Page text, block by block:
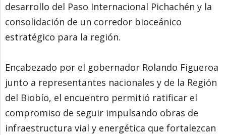
desarrollo del Paso Internacional Pichachén y la
consolidación de un corredor bioceánico
estratégico para la región.
Encabezado por el gobernador Rolando Figueroa
junto a representantes nacionales y de la Región
del Biobío, el encuentro permitió ratificar el
compromiso de seguir impulsando obras de
infraestructura vial y energética que fortalezcan